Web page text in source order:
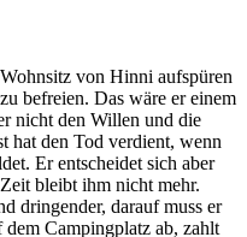
von Hinni aufspüren
befreien. Das wäre er einem
nicht den Willen und die
hat den Tod verdient, wenn
Er entscheidet sich aber
bleibt ihm nicht mehr.
dringender, darauf muss er
Campingplatz ab, zahlt